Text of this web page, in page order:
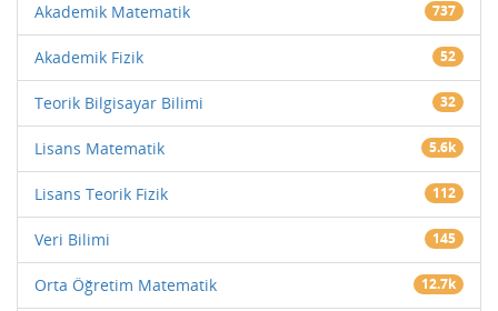
Akademik Matematik 737
Akademik Fizik 52
Teorik Bilgisayar Bilimi 32
Lisans Matematik 5.6k
Lisans Teorik Fizik 112
Veri Bilimi 145
Orta Öğretim Matematik 12.7k